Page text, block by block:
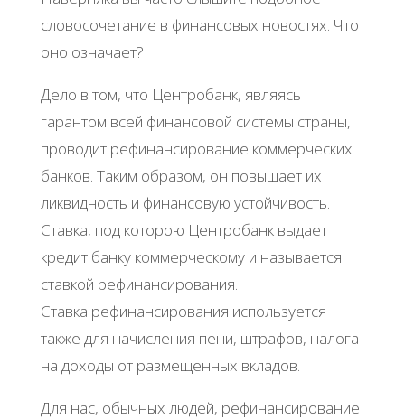
словосочетание в финансовых новостях. Что
оно означает?
Дело в том, что Центробанк, являясь
гарантом всей финансовой системы страны,
проводит рефинансирование коммерческих
банков. Таким образом, он повышает их
ликвидность и финансовую устойчивость.
Ставка, под которою Центробанк выдает
кредит банку коммерческому и называется
ставкой рефинансирования.
Ставка рефинансирования используется
также для начисления пени, штрафов, налога
на доходы от размещенных вкладов.
Для нас, обычных людей, рефинансирование